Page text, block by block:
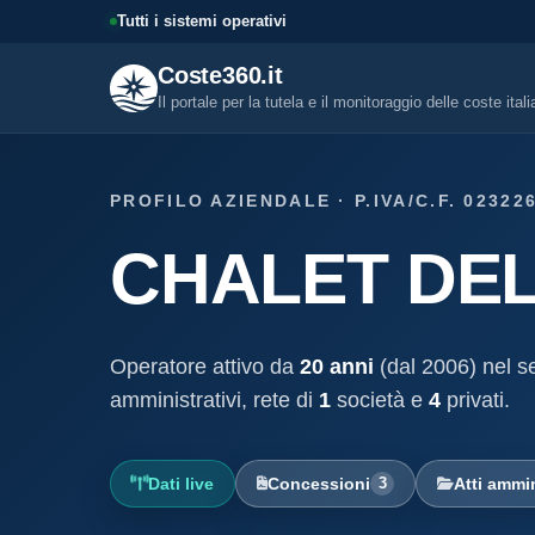
Tutti i sistemi operativi
Coste360.it
Il portale per la tutela e il monitoraggio delle coste
Visure, fascicoli, verifica
altro.
Un documento sintetico della
demaniale marittima
demaniale marittima
Storico completo ed evolutivo
concessione demaniale
PROFILO AZIENDALE · P.IVA/C.F.
CHALET
Operatore attivo da 20 anni (dal 2006) nel
amministrativi, rete di 1 società e 4 privati.
Dati live Concessioni 3 Atti